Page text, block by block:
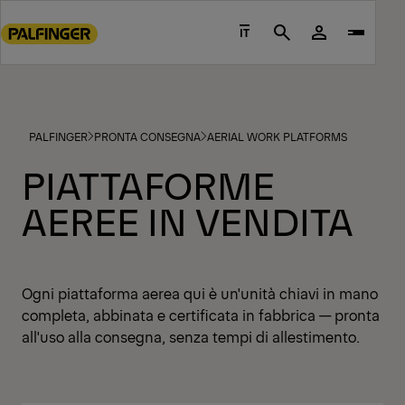
to
footer
IT Search
PALFINGER PRONTA CONSEGNA AERIAL WORK PLATFORMS
PIATTAFORME
AEREE IN VENDITA
Ogni piattaforma aerea qui è un'unità chiavi in mano
completa, abbinata e certificata in fabbrica — pronta
all'uso alla consegna, senza tempi di allestimento.